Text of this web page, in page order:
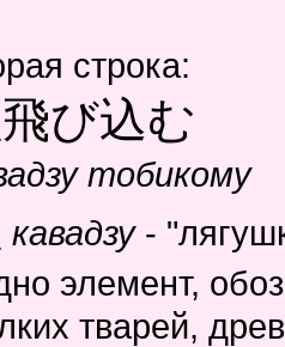
строка:
び込む
тобикому
кавадзу-
элемент,
тварей,